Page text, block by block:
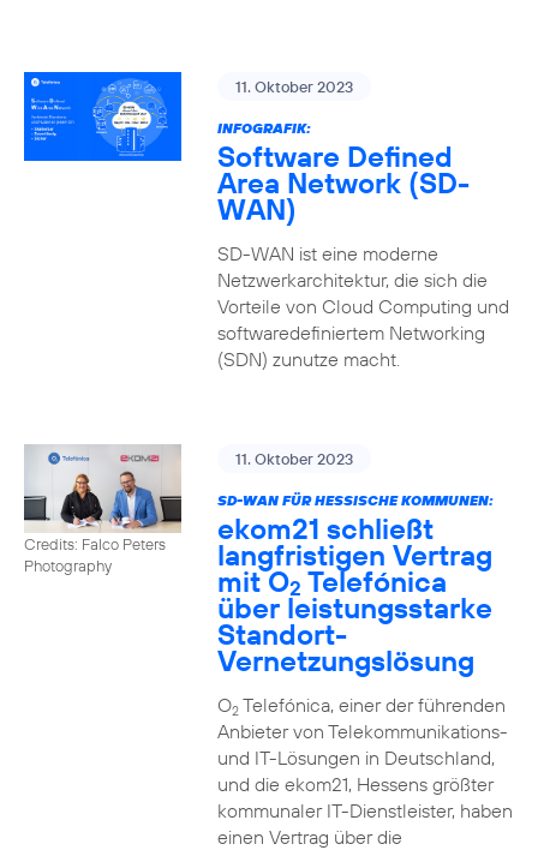
11. Oktober 2023
INFOGRAFIK:
Software Defined
Area Network (SD-
WAN)
SD-WAN ist eine moderne
Netzwerkarchitektur, die sich die
Vorteile von Cloud Computing und
softwaredefiniertem Networking
(SDN) zunutze macht.
Credits: Falco Peters
Photography
11. Oktober 2023
SD-WAN FÜR HESSISCHE KOMMUNEN:
ekom21 schließt
langfristigen Vertrag
mit O2 Telefónica
über leistungsstarke
Standort-
Vernetzungslösung
O2Telefónica, einer der führenden
Anbieter von Telekommunikations-
und IT-Lösungen in Deutschland,
und die ekom21, Hessens größter
kommunaler IT-Dienstleister, haben
einen Vertrag über die